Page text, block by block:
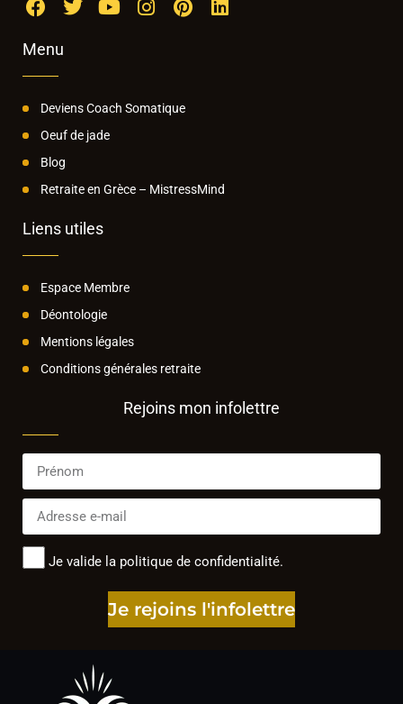
Menu
Deviens Coach Somatique
Oeuf de jade
Blog
Retraite en Grèce – MistressMind
Liens utiles
Espace Membre
Déontologie
Mentions légales
Conditions générales retraite
Rejoins mon infolettre
Je valide la politique de confidentialité.
Je rejoins l'infolettre